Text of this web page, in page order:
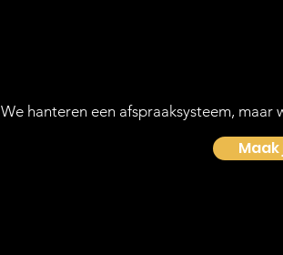
We hanteren een afspraaksysteem, maar